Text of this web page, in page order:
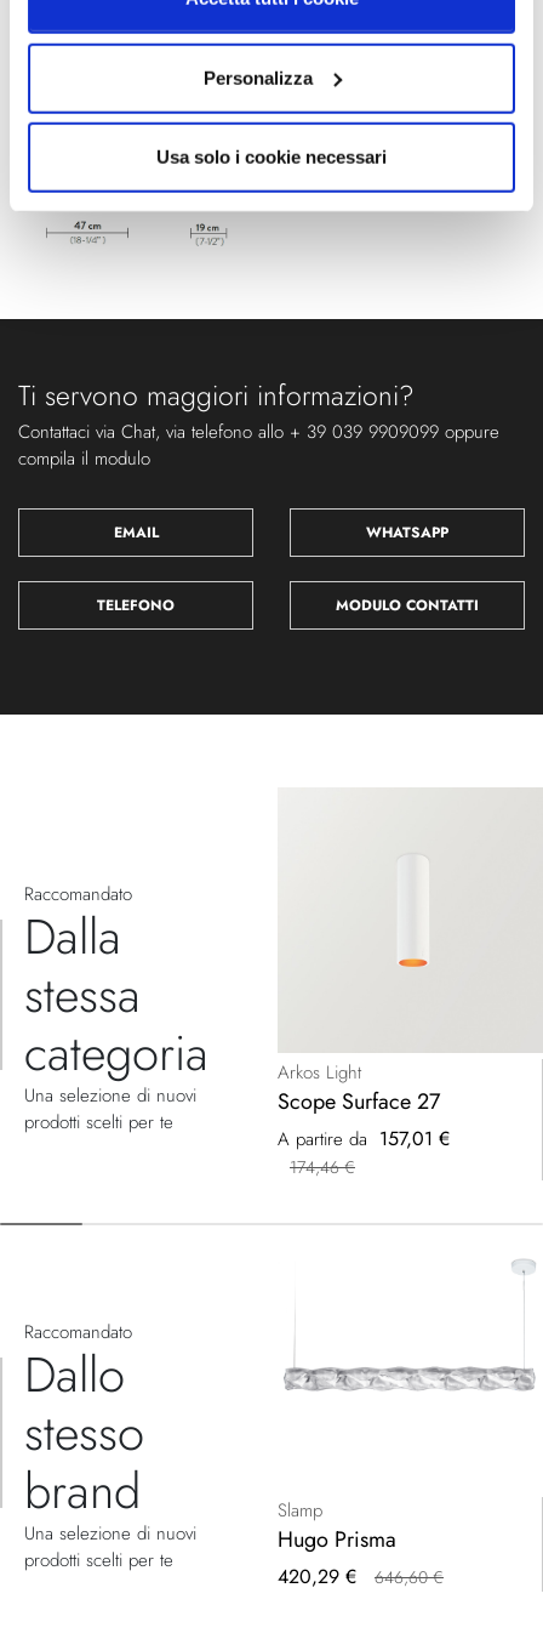
Personalizza
Usa solo i cookie necessari
Ti servono maggiori informazioni?
Contattaci via Chat, via telefono allo + 39 039 9909099 oppure
compila il modulo
EMAIL WHATSAPP
TELEFONO MODULO CONTATTI
Raccomandato
Dalla
stessa
categoria
Una selezione di nuovi
prodotti scelti per te
Arkos Light
Scope Surface 27
A partire da 157,01 €
174,46 €
Raccomandato
Dallo
stesso
brand
Una selezione di nuovi
prodotti scelti per te
Slamp
Hugo Prisma
Prezzo
420,29 € 646,60 €